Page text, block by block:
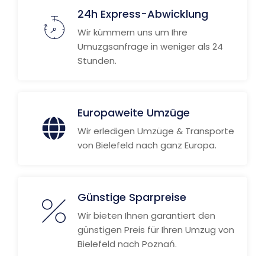
24h Express-Abwicklung
Wir kümmern uns um Ihre
Umuzgsanfrage in weniger als 24
Stunden.
Europaweite Umzüge
Wir erledigen Umzüge & Transporte
von Bielefeld nach ganz Europa.
Günstige Sparpreise
Wir bieten Ihnen garantiert den
günstigen Preis für Ihren Umzug von
Bielefeld nach Poznań.